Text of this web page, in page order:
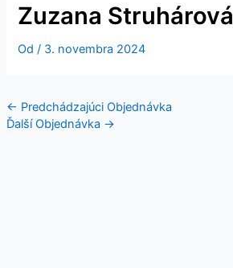
Zuzana Struhárová
Od / 3. novembra 2024
← Predchádzajúci Objednávka
Ďalší Objednávka →